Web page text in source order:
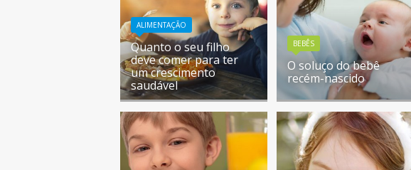
ALIMENTAÇÃO
Quanto o seu filho
deve comer para ter
um crescimento
saudável
BEBÊS
O soluço do bebê
recém-nascido